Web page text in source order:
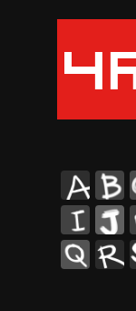
A B
I
J